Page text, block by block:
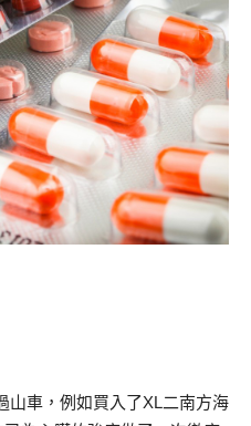
山車，例如買入了XL二南方海